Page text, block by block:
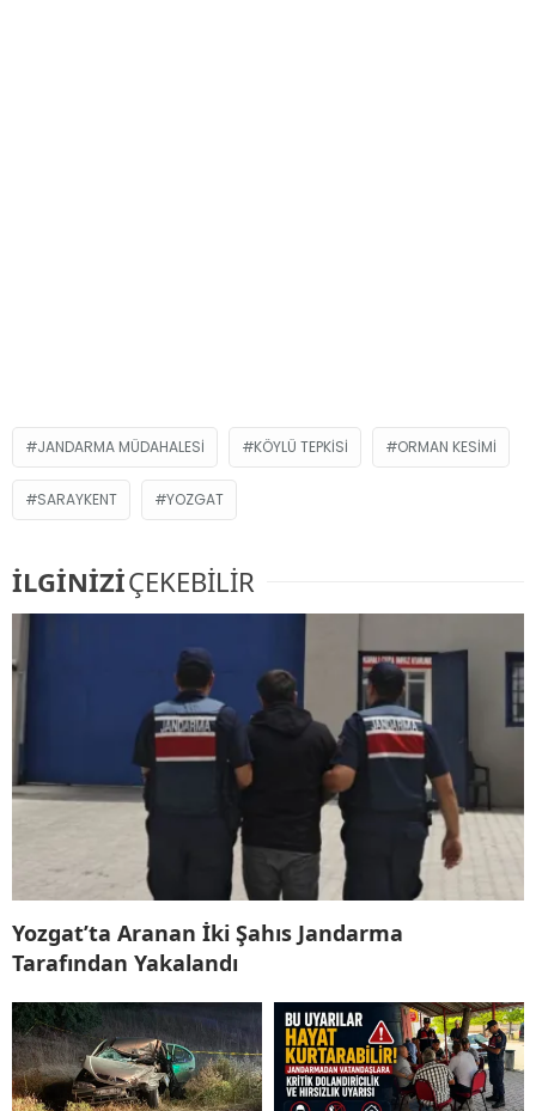
JANDARMA MÜDAHALESI KÖYLÜ TEPKISI ORMAN KESIMI
SARAYKENT YOZGAT
İLGİNİZİÇEKEBİLİR
Yozgat’ta Aranan İki Şahıs Jandarma
Tarafından Yakalandı